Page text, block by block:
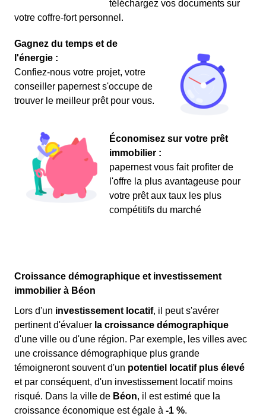
téléchargez vos documents sur
votre coffre-fort personnel.
Gagnez du temps et de
l'énergie :
Confiez-nous votre projet, votre
conseiller papernest s'occupe de
trouver le meilleur prêt pour vous.
Économisez sur votre prêt
immobilier :
papernest vous fait profiter de
l'offre la plus avantageuse pour
votre prêt aux taux les plus
compétitifs du marché
Croissance démographique et investissement
immobilier à Béon
Lors d'un investissement locatif, il peut s'avérer
pertinent d'évaluer la croissance démographique
d'une ville ou d'une région. Par exemple, les villes avec
une croissance démographique plus grande
témoigneront souvent d'un potentiel locatif plus élevé
et par conséquent, d'un investissement locatif moins
risqué. Dans la ville de Béon, il est estimé que la
croissance économique est égale à -1 %.